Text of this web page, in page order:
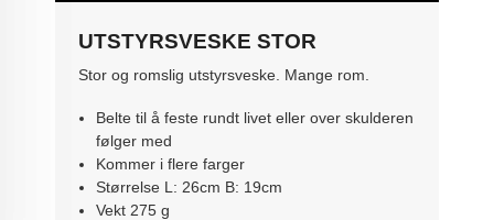
UTSTYRSVESKE STOR
Stor og romslig utstyrsveske. Mange rom.
Belte til å feste rundt livet eller over skulderen
følger med
Kommer i flere farger
Størrelse L: 26cm B: 19cm
Vekt 275 g